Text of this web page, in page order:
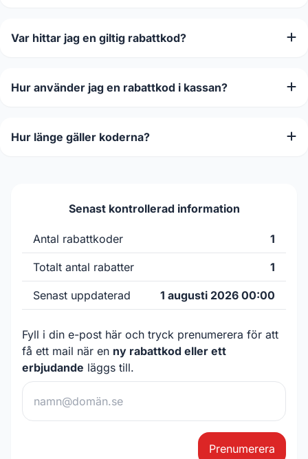
Var hittar jag en giltig rabattkod?
Hur använder jag en rabattkod i kassan?
Hur länge gäller koderna?
Senast kontrollerad information
Antal rabattkoder 1
Totalt antal rabatter 1
Senast uppdaterad 1 augusti 2026 00:00
Fyll i din e-post här och tryck prenumerera för att
få ett mail när en ny rabattkod eller ett
erbjudande läggs till.
Prenumerera